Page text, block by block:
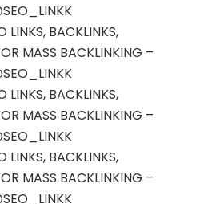
LINKS, BACKLINKS,
MASS BACKLINKING –
LINKS, BACKLINKS,
MASS BACKLINKING –
LINKS, BACKLINKS,
MASS BACKLINKING –